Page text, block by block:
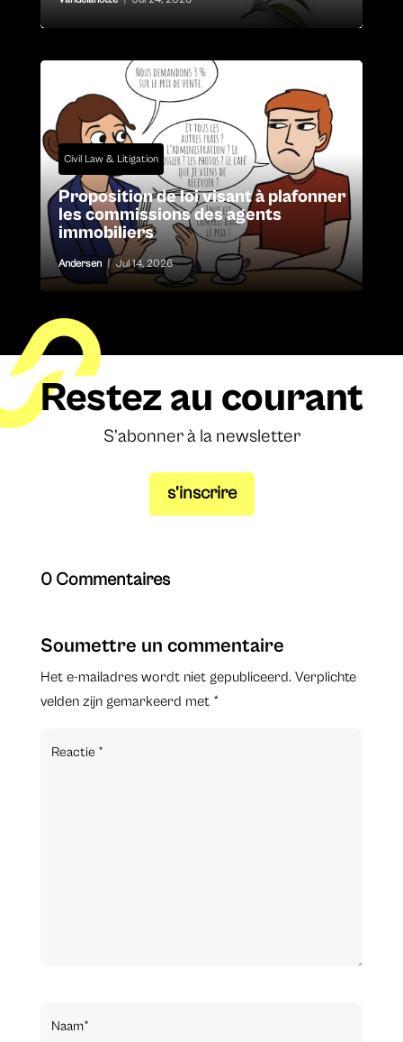
Civil Law & Litigation
Proposition de loi visant à plafonner
les commissions des agents
immobiliers
Andersen | Jul 14, 2026
Restez au courant
S’abonner à la newsletter
s’inscrire
0 Commentaires
Soumettre un commentaire
Het e-mailadres wordt niet gepubliceerd. Verplichte
velden zijn gemarkeerd met *